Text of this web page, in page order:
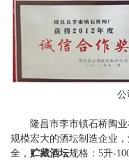
公
隆昌市李市镇石桥陶
规模宏大的酒坛制造企业
全， 贮藏酒坛规格：5升-